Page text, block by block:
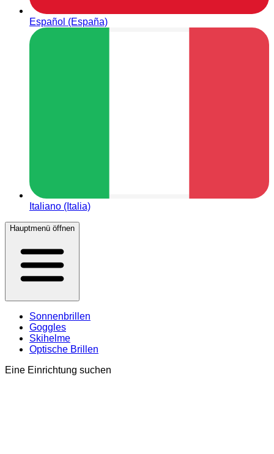
Español (España)
Italiano (Italia)
Hauptmenü öffnen
Sonnenbrillen
Goggles
Skihelme
Optische Brillen
Eine Einrichtung suchen